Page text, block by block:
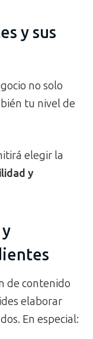
y sus
no solo
tu nivel de
elegir la
y
de contenido
elaborar
En especial: